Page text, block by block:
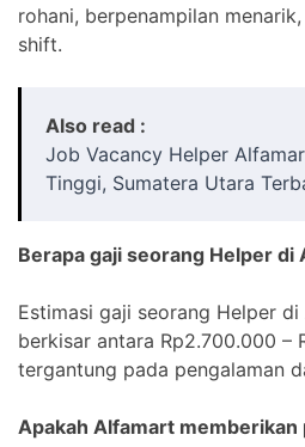
rohani, berpenampilan
shift.
Also read :
Job Vacancy Helper
Tinggi, Sumatera Utara
Berapa gaji seorang Helper di
Estimasi gaji seorang Helper
berkisar antara Rp2.700.000 –
tergantung pada pengalaman
Apakah Alfamart memberikan